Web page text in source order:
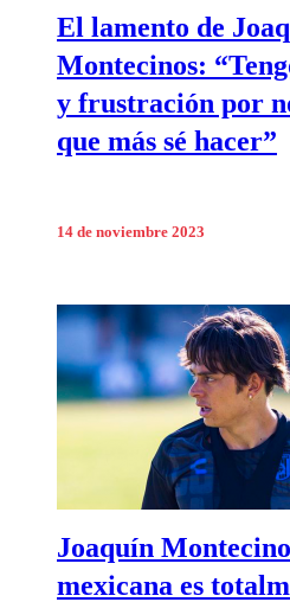
El lamento de
Montecinos:
y frustración por
que más sé hacer”
14 de noviembre 2023
Joaquín
mexicana es